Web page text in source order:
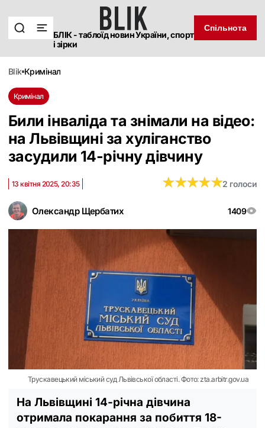
БЛІК - таблоїд новин України, спорт
і зірки
Спільнота
blik кримінал
Кримінал
Били інваліда та знімали на відео:
на Львівщині за хуліганство
засудили 14-річну дівчину
Олександр Щербатих 1409
13 квітня 2025, 20:35 ★★★★★
★★★★★2 голоси
Трускавецький міський суд Львівської області. Фото: zta.arbitr.gov.ua
На Львівщині 14-річна дівчина
отримала покарання за побиття 18-